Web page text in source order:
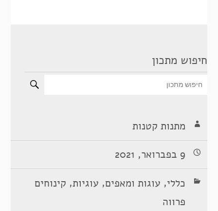
חיפוש מתכון
מתנות קטנות
9 בפברואר, 2021
כללי, עוגות ומאפים, עוגיות, קינוחים
פרווה